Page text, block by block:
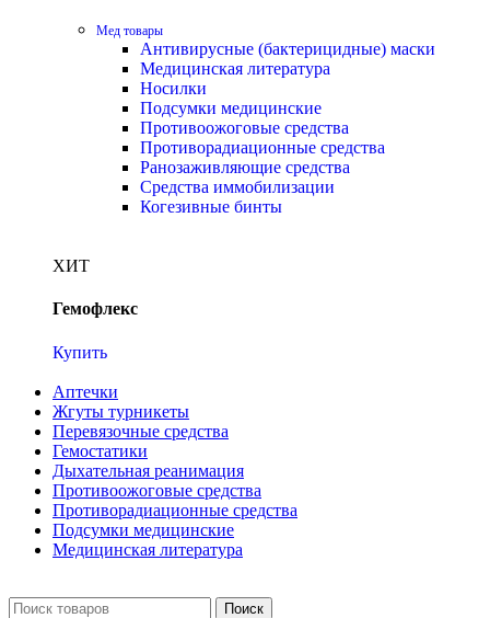
Мед товары
Антивирусные (бактерицидные) маски
Медицинская литература
Носилки
Подсумки медицинские
Противоожоговые средства
Противорадиационные средства
Ранозаживляющие средства
Средства иммобилизации
Когезивные бинты
ХИТ
Гемофлекс
Купить
Аптечки
Жгуты турникеты
Перевязочные средства
Гемостатики
Дыхательная реанимация
Противоожоговые средства
Противорадиационные средства
Подсумки медицинские
Медицинская литература
Поиск